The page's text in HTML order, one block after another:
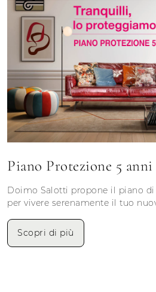
Piano Protezione 5 anni
Doimo Salotti propone il piano
per vivere serenamente il tuo
Scopri di più